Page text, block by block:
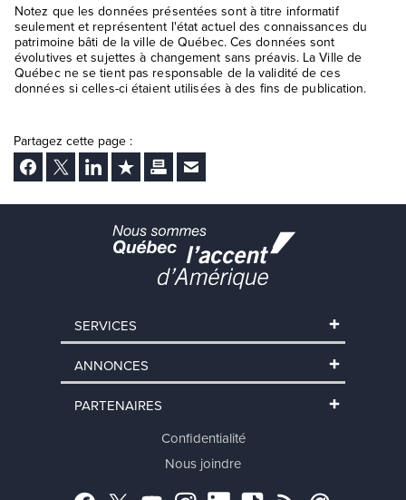
Notez que les données présentées sont à titre informatif
seulement et représentent l'état actuel des connaissances du
patrimoine bâti de la ville de Québec. Ces données sont
évolutives et sujettes à changement sans préavis. La Ville de
Québec ne se tient pas responsable de la validité de ces
données si celles-ci étaient utilisées à des fins de publication.
Partagez cette page :
Facebook
Twitter LinkedInAjouter aux favoris
ImprimerEnvoyer Ã un ami
SERVICES
ANNONCES
PARTENAIRES
Confidentialité
Nous joindre